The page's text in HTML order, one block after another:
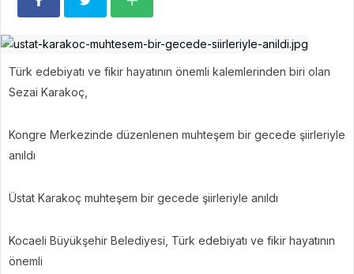
Türk edebiyatı ve fikir hayatının önemli kalemlerinden biri olan
Sezai Karakoç,
Kongre Merkezinde düzenlenen muhteşem bir gecede şiirleriyle
anıldı
Üstat Karakoç muhteşem bir gecede şiirleriyle anıldı
Kocaeli Büyükşehir Belediyesi, Türk edebiyatı ve fikir hayatının
önemli